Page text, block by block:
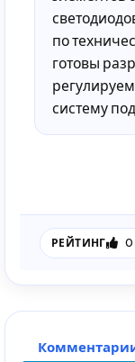
по
готовы
систему
РЕЙТИНГ 0